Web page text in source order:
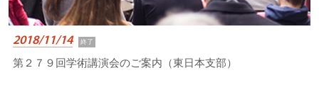
2018/11/14 終了
第２７９回学術講演会のご案内（東日本支部）